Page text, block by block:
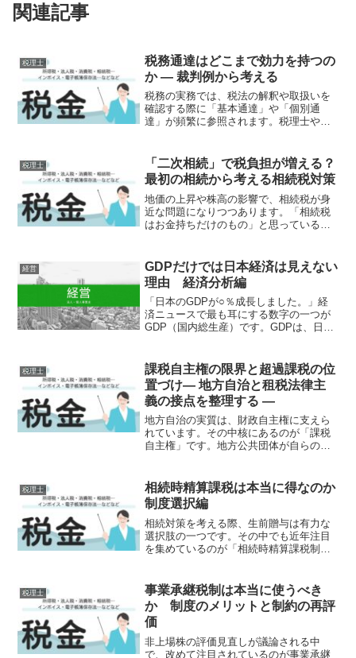
関連記事
税理士
税務通達はどこまで効力を持つの
か ― 裁判例から考える
税務の実務では、税法の解釈や取扱いを
確認する際に「基本通達」や「個別通
達」が頻繁に参照されます。税理士や企
通達は法律ではありません。国会で制定
される法律や政令、省令とは...
税理士
「二次相続」で税負担が増える？
最初の相続から考える相続税対策
地価の上昇や株高の影響で、相続税が身
近な問題になりつつあります。「相続税
はお金持ちだけのもの」と思っている
「二次相続」です。この記事では、一次
相続と二次相続の違いや注意...
経営
GDPだけでは日本経済は見えない
理由 経済分析編
「日本のGDPが○％成長しました。」経
済ニュースで最も耳にする数字の一つが
GDP（国内総生産）です。GDPは、日本
せない存在です。しかし、GDPだけを見
て「景気が良い」...
税理士
課税自主権の限界と超過課税の位
置づけ― 地方自治と租税法律主
義の接点を整理する ―
地方自治の実質は、財政自主権に支えら
れています。その中核にあるのが「課税
自主権」です。地方公共団体が自らの判
はありません。本稿では、憲法との関係
を踏まえながら、課税自主...
税理士
相続時精算課税は本当に得なのか
制度選択編
相続対策を考える際、生前贈与は有力な
選択肢の一つです。その中でも近年注目
を集めているのが「相続時精算課税制
万円の基礎控除が創設されました。これ
によって制度の使い勝...
税理士
事業承継税制は本当に使うべき
か 制度のメリットと制約の再評
価
非上場株の評価見直しが議論される中
で、改めて注目されているのが事業承継